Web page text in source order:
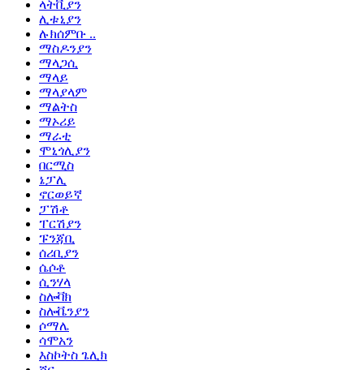
ላትቪያን
ሊቱኒያን
ሉክሰምቡ ..
ማስዶንያን
ማላጋሲ
ማላይ
ማላያላም
ማልትስ
ማኦሪይ
ማራቲ
ሞኒጎሊያን
በርሚስ
ኔፓሊ
ኖርወይኛ
ፓሽቶ
ፐርሽያን
ፑንጃቢ
ሰሪቢያን
ሴሶቶ
ሲንሃላ
ስሎቫክ
ስሎቬንያን
ሶማሌ
ሳሞአን
እስኮትስ ጌሊክ